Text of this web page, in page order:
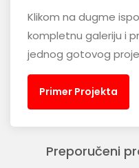
Klikom na dugme
kompletnu galeriju i
jednog gotovog
Primer Projekta
Preporučeni